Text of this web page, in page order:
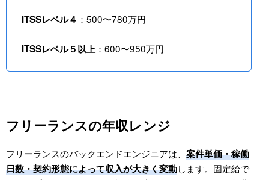
ITSSレベル４ ：500〜780万円
ITSSレベル５以上 ：600〜950万円
フリーランスの年収レンジ
フリーランスのバックエンドエンジニアは、 案件単価・稼働
日数・契約形態によって収入が大きく変動します。固定給で